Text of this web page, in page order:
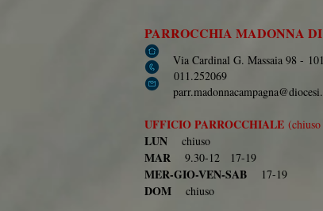
PARROCCHIA MADONNA
Via Cardinal G. Massaia 98 -
011.252069
UFFICIO PARROCCHIALE
LUN chiuso
MAR 9.30-12 17-19
MER-GIO-VEN-SAB 17-19
DOM chiuso